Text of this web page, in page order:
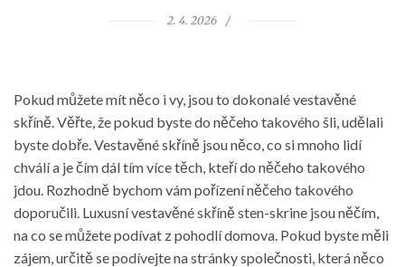
2. 4. 2026
Pokud můžete mít něco i vy, jsou to dokonalé vestavěné
skříně. Věřte, že pokud byste do něčeho takového šli, udělali
byste dobře. Vestavěné skříně jsou něco, co si mnoho lidí
chválí a je čím dál tím více těch, kteří do něčeho takového
jdou. Rozhodně bychom vám pořízení něčeho takového
doporučili. Luxusní vestavěné skříněsten-skrine jsou něčím,
na co se můžete podívat z pohodlí domova. Pokud byste měli
zájem, určitě se podívejte na stránky společnosti, která něco